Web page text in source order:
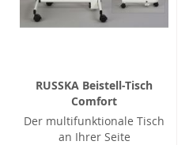
RUSSKA Beistell-Tisch
Comfort
Der multifunktionale Tisch
an Ihrer Seite